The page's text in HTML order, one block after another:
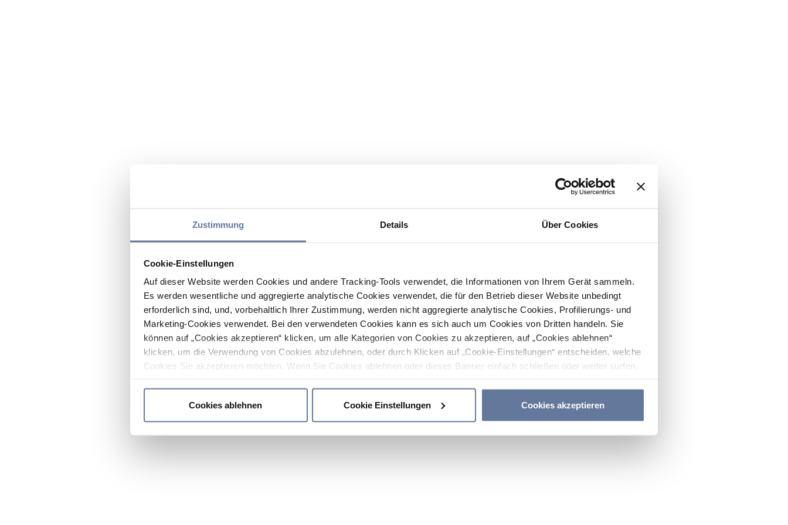
Zustimmung Details Über Cookies
Cookie-Einstellungen
Auf dieser Website werden Cookies und andere Tracking-Tools verwendet, die Informationen von Ihrem Gerät sammeln.
Es werden wesentliche und aggregierte analytische Cookies verwendet, die für den Betrieb dieser Website unbedingt
erforderlich sind, und, vorbehaltlich Ihrer Zustimmung, werden nicht aggregierte analytische Cookies, Profilierungs- und
Marketing-Cookies verwendet. Bei den verwendeten Cookies kann es sich auch um Cookies von Dritten handeln. Sie
können auf „Cookies akzeptieren“ klicken, um alle Kategorien von Cookies zu akzeptieren, auf „Cookies ablehnen“
klicken, um die Verwendung von Cookies abzulehnen, oder durch Klicken auf „Cookie-Einstellungen“ entscheiden, welche
Cookies Sie akzeptieren möchten. Wenn Sie Cookies ablehnen oder dieses Banner einfach schließen oder weiter surfen,
Cookies ablehnen
Cookie Einstellungen Cookies akzeptieren